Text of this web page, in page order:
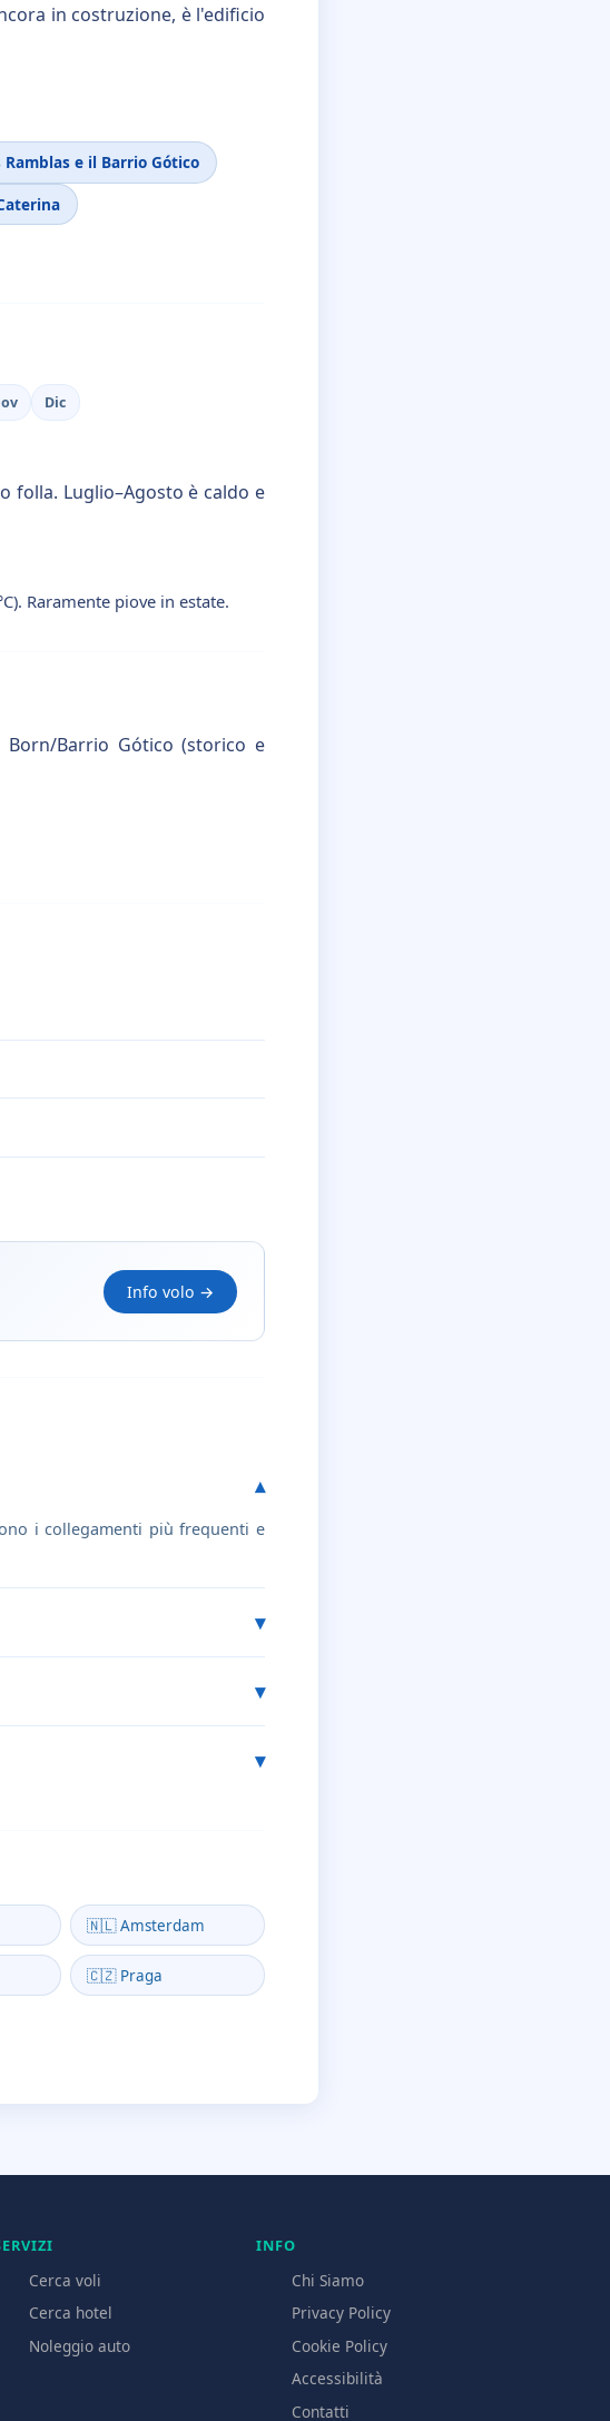
in costruzione, è l'edificio
Ramblas e il Barrio Gótico
Dic
folla. Luglio–Agosto è caldo e
Raramente piove in estate.
Born/Barrio Gótico (storico e
Info volo →
i collegamenti più frequenti e
🇳🇱 Amsterdam
🇨🇿 Praga
Cerca voli
Cerca hotel
Noleggio auto
INFO
Chi Siamo
Privacy Policy
Cookie Policy
Accessibilità
Contatti